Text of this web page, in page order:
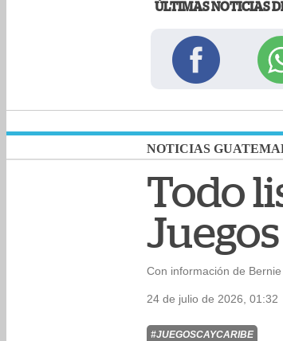
ÚLTIMAS NOTICIAS
NOTICIAS
Todo
Con información de
24 de julio de 2026, 01:32
#JUEGOSCAYCARIBE